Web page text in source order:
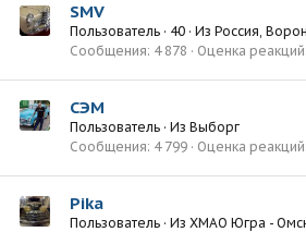
SMV
Пользователь · 40 · Из Россия,
Сообщения 4 878 Оценка реакций
СЭМ
Пользователь · Из Выборг
Сообщения 4 799 Оценка реакций
Pika
Пользователь · Из ХМАО Югра -